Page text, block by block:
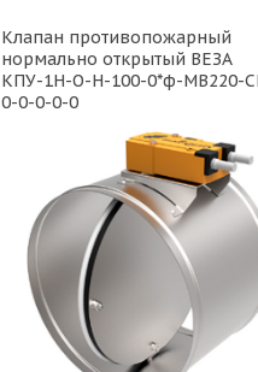
Клапан противопожарный
нормально открытый ВЕЗА
КПУ-1Н-О-Н-100-0*ф-МВ220-
0-0-0-0-0